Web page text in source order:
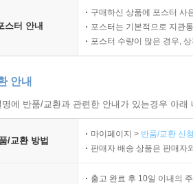
스터 안내
구매하신 상품에 포스터 사
포스터는 기본적으로 지관
포스터 수량이 많은 경우,
안내
에 반품/교환과 관련한 안내가 있는경우 아
/교환 방법
마이페이지 > 반품/교환 신
판매자 배송 상품은 판매자
출고 완료 후 10일 이내의